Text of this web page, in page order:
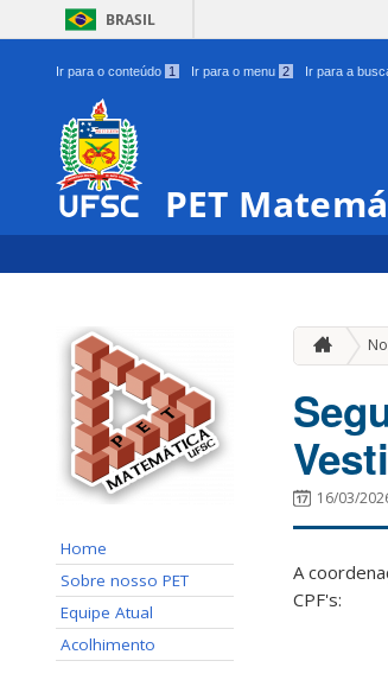
BRASIL
Ir para o conteúdo 1 Ir para o menu 2 Ir para a
PET
Home
Sobre nosso PET
Equipe Atual
Acolhimento
16/03/
A
CPF's: